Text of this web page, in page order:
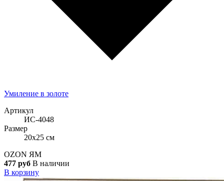
Умиление в золоте
Артикул
ИС-4048
Размер
20x25 см
OZON ЯМ
477 руб В наличии
В корзину